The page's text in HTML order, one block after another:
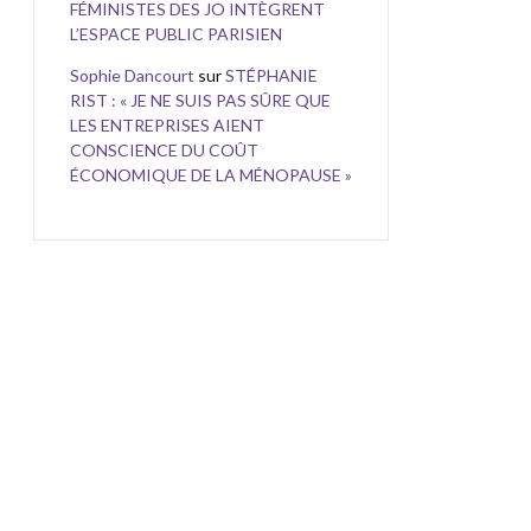
FÉMINISTES DES JO INTÈGRENT
L’ESPACE PUBLIC PARISIEN
Sophie Dancourt surSTÉPHANIE
RIST : « JE NE SUIS PAS SÛRE QUE
LES ENTREPRISES AIENT
CONSCIENCE DU COÛT
ÉCONOMIQUE DE LA MÉNOPAUSE »